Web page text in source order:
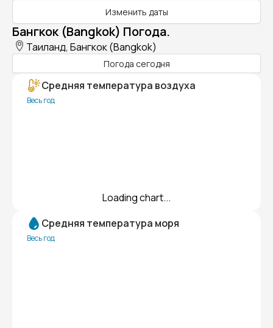
Изменить даты
Бангкок (Bangkok) Погода.
Таиланд, Бангкок (Bangkok)
Погода сегодня
Средняя температура воздуха
Весь год
Loading chart...
Средняя температура моря
Весь год